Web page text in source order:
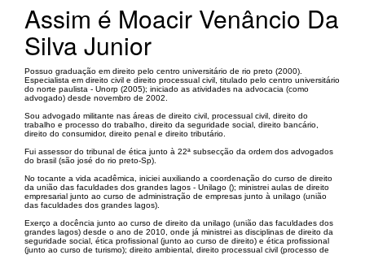
Assim é Moacir Venâncio Da
Silva Junior
Possuo graduação em direito pelo centro universitário de rio preto (2000).
Especialista em direito civil e direito processual civil, titulado pelo centro universitário
do norte paulista - Unorp (2005); iniciado as atividades na advocacia (como
advogado) desde novembro de 2002.
Sou advogado militante nas áreas de direito civil, processual civil, direito do
trabalho e processo do trabalho, direito da seguridade social, direito bancário,
direito do consumidor, direito penal e direito tributário.
Fui assessor do tribunal de ética junto à 22ª subsecção da ordem dos advogados
do brasil (são josé do rio preto-Sp).
No tocante a vida acadêmica, iniciei auxiliando a coordenação do curso de direito
da união das faculdades dos grandes lagos - Unilago (); ministrei aulas de direito
empresarial junto ao curso de administração de empresas junto à unilago (união
das faculdades dos grandes lagos).
Exerço a docência junto ao curso de direito da unilago (união das faculdades dos
grandes lagos) desde o ano de 2010, onde já ministrei as disciplinas de direito da
seguridade social, ética profissional (junto ao curso de direito) e ética profissional
(junto ao curso de turismo); direito ambiental, direito processual civil (processo de